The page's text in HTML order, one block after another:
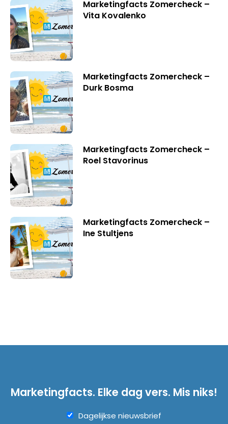
Marketingfacts Zomercheck –
Vita Kovalenko
Marketingfacts Zomercheck –
Durk Bosma
Marketingfacts Zomercheck –
Roel Stavorinus
Marketingfacts Zomercheck –
Ine Stultjens
Marketingfacts. Elke dag vers. Mis niks!
Dagelijkse nieuwsbrief